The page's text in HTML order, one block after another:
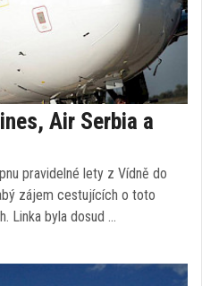
Air Serbia a
pravidelné lety z Vídně do
zájem cestujících o toto
Linka byla dosud …